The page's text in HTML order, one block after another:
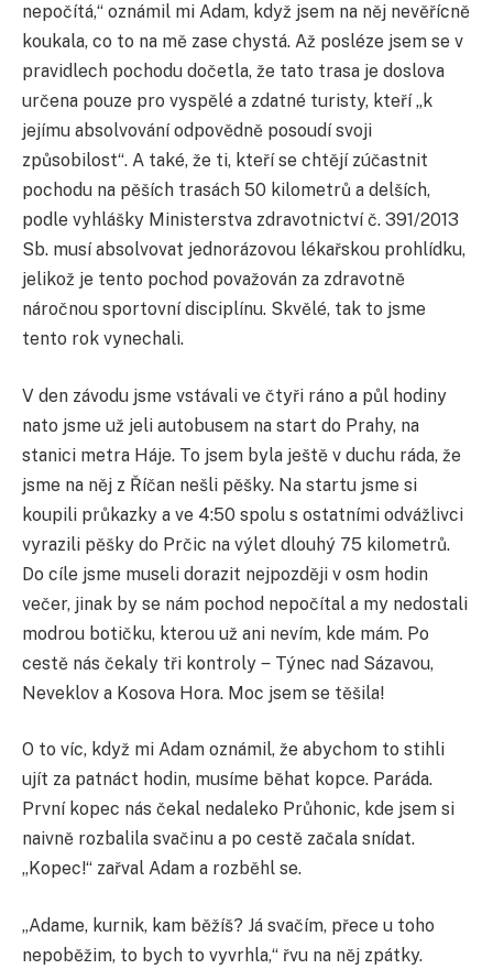
nepočítá,“ oznámil mi Adam, když jsem na něj nevěřícně
koukala, co to na mě zase chystá. Až posléze jsem se v
pravidlech pochodu dočetla, že tato trasa je doslova
určena pouze pro vyspělé a zdatné turisty, kteří „k
jejímu absolvování odpovědně posoudí svoji
způsobilost“. A také, že ti, kteří se chtějí zúčastnit
pochodu na pěších trasách 50 kilometrů a delších,
podle vyhlášky Ministerstva zdravotnictví č. 391/2013
Sb. musí absolvovat jednorázovou lékařskou prohlídku,
jelikož je tento pochod považován za zdravotně
náročnou sportovní disciplínu. Skvělé, tak to jsme
tento rok vynechali.
V den závodu jsme vstávali ve čtyři ráno a půl hodiny
nato jsme už jeli autobusem na start do Prahy, na
stanici metra Háje. To jsem byla ještě v duchu ráda, že
jsme na něj z Říčan nešli pěšky. Na startu jsme si
koupili průkazky a ve 4:50 spolu s ostatními odvážlivci
vyrazili pěšky do Prčic na výlet dlouhý 75 kilometrů.
Do cíle jsme museli dorazit nejpozději v osm hodin
večer, jinak by se nám pochod nepočítal a my nedostali
modrou botičku, kterou už ani nevím, kde mám. Po
cestě nás čekaly tři kontroly ‒ Týnec nad Sázavou,
Neveklov a Kosova Hora. Moc jsem se těšila!
O to víc, když mi Adam oznámil, že abychom to stihli
ujít za patnáct hodin, musíme běhat kopce. Paráda.
První kopec nás čekal nedaleko Průhonic, kde jsem si
naivně rozbalila svačinu a po cestě začala snídat.
„Kopec!“ zařval Adam a rozběhl se.
„Adame, kurnik, kam běžíš? Já svačím, přece u toho
nepoběžim, to bych to vyvrhla,“ řvu na něj zpátky.